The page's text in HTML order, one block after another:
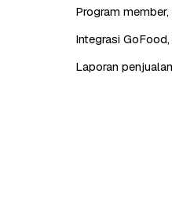
Program
Integrasi
Laporan